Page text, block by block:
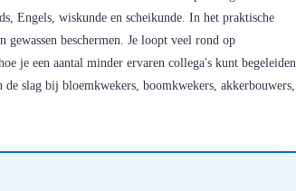
Engels, wiskunde en scheikunde. In het praktische
beschermen. Je loopt veel rond op
je een aantal minder ervaren collega's kunt begeleiden
slag bij bloemkwekers, boomkwekers, akkerbouwers,